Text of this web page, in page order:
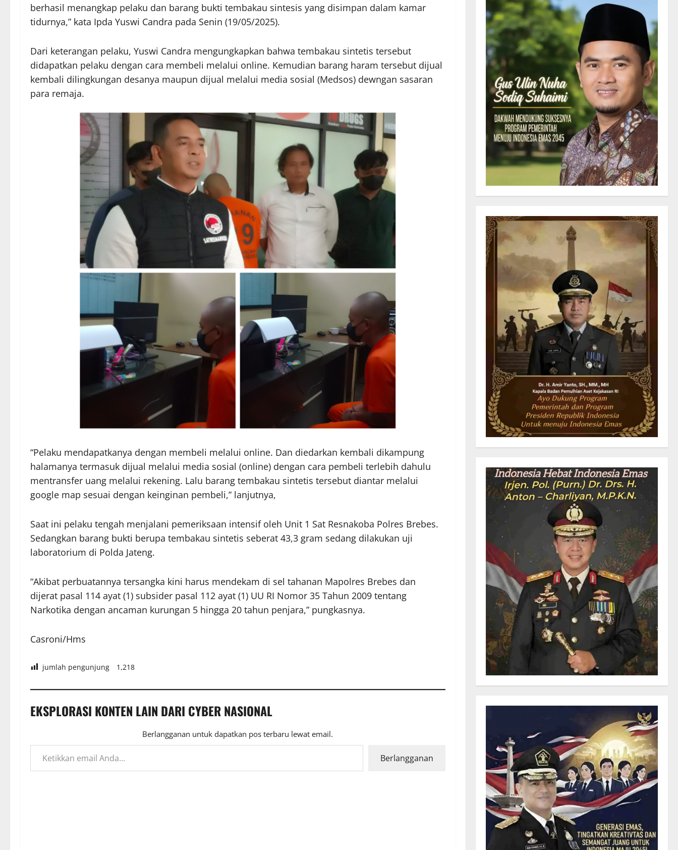
berhasil menangkap pelaku dan barang bukti tembakau sintesis yang disimpan dalam kamar
tidurnya,” kata Ipda Yuswi Candra pada Senin (19/05/2025).
Dari keterangan pelaku, Yuswi Candra mengungkapkan bahwa tembakau sintetis tersebut
didapatkan pelaku dengan cara membeli melalui online. Kemudian barang haram tersebut dijual
kembali dilingkungan desanya maupun dijual melalui media sosial (Medsos) dewngan sasaran
para remaja.
“Pelaku mendapatkanya dengan membeli melalui online. Dan diedarkan kembali dikampung
halamanya termasuk dijual melalui media sosial (online) dengan cara pembeli terlebih dahulu
mentransfer uang melalui rekening. Lalu barang tembakau sintetis tersebut diantar melalui
google map sesuai dengan keinginan pembeli,” lanjutnya,
Saat ini pelaku tengah menjalani pemeriksaan intensif oleh Unit 1 Sat Resnakoba Polres Brebes.
Sedangkan barang bukti berupa tembakau sintetis seberat 43,3 gram sedang dilakukan uji
laboratorium di Polda Jateng.
“Akibat perbuatannya tersangka kini harus mendekam di sel tahanan Mapolres Brebes dan
dijerat pasal 114 ayat (1) subsider pasal 112 ayat (1) UU RI Nomor 35 Tahun 2009 tentang
Narkotika dengan ancaman kurungan 5 hingga 20 tahun penjara,” pungkasnya.
Casroni/Hms
jumlah pengunjung 1,218
EKSPLORASI KONTEN LAIN DARI CYBER NASIONAL
Berlangganan untuk dapatkan pos terbaru lewat email.
Ketikkan email Anda...
Berlangganan